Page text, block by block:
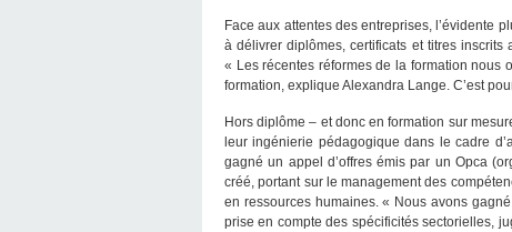
Face aux attentes des entreprises, l’évidente
à délivrer diplômes, certificats et titres inscrits
« Les récentes réformes de la formation nous
formation, explique Alexandra Lange. C’est
Hors diplôme – et donc en formation sur
leur ingénierie pédagogique dans le cadre
gagné un appel d’offres émis par un Opca
créé, portant sur le management des
en ressources humaines. « Nous avons
prise en compte des spécificités sectorielles,